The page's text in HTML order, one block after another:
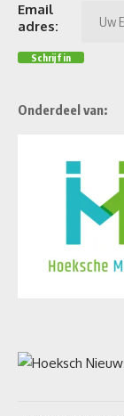
Email
adres:
Onderdeel van: